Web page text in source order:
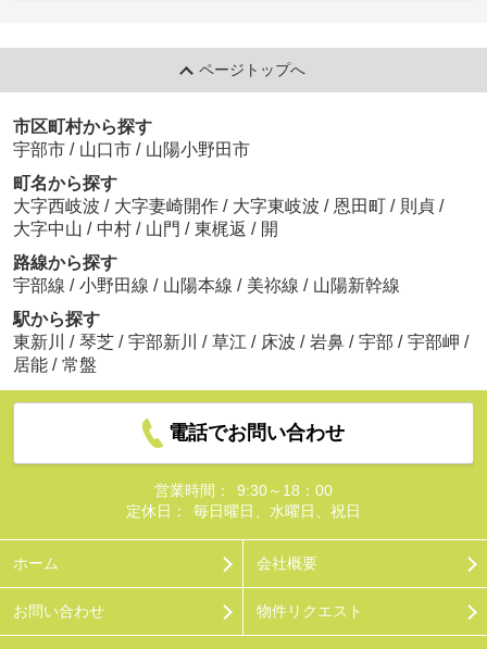
ページトップへ
市区町村から探す
宇部市 / 山口市 / 山陽小野田市
町名から探す
大字西岐波 / 大字妻崎開作 / 大字東岐波 / 恩田町 / 則貞 /
大字中山 / 中村 / 山門 / 東梶返 / 開
路線から探す
宇部線 / 小野田線 / 山陽本線 / 美祢線 / 山陽新幹線
駅から探す
東新川
/ 琴芝 / 宇部新川 / 草江 / 床波 / 岩鼻 / 宇部 / 宇部岬 /
居能 / 常盤
電話でお問い合わせ
営業時間：
9:30～18：00
定休日：
毎日曜日、水曜日、祝日
ホーム 会社概要
お問い合わせ 物件リクエスト